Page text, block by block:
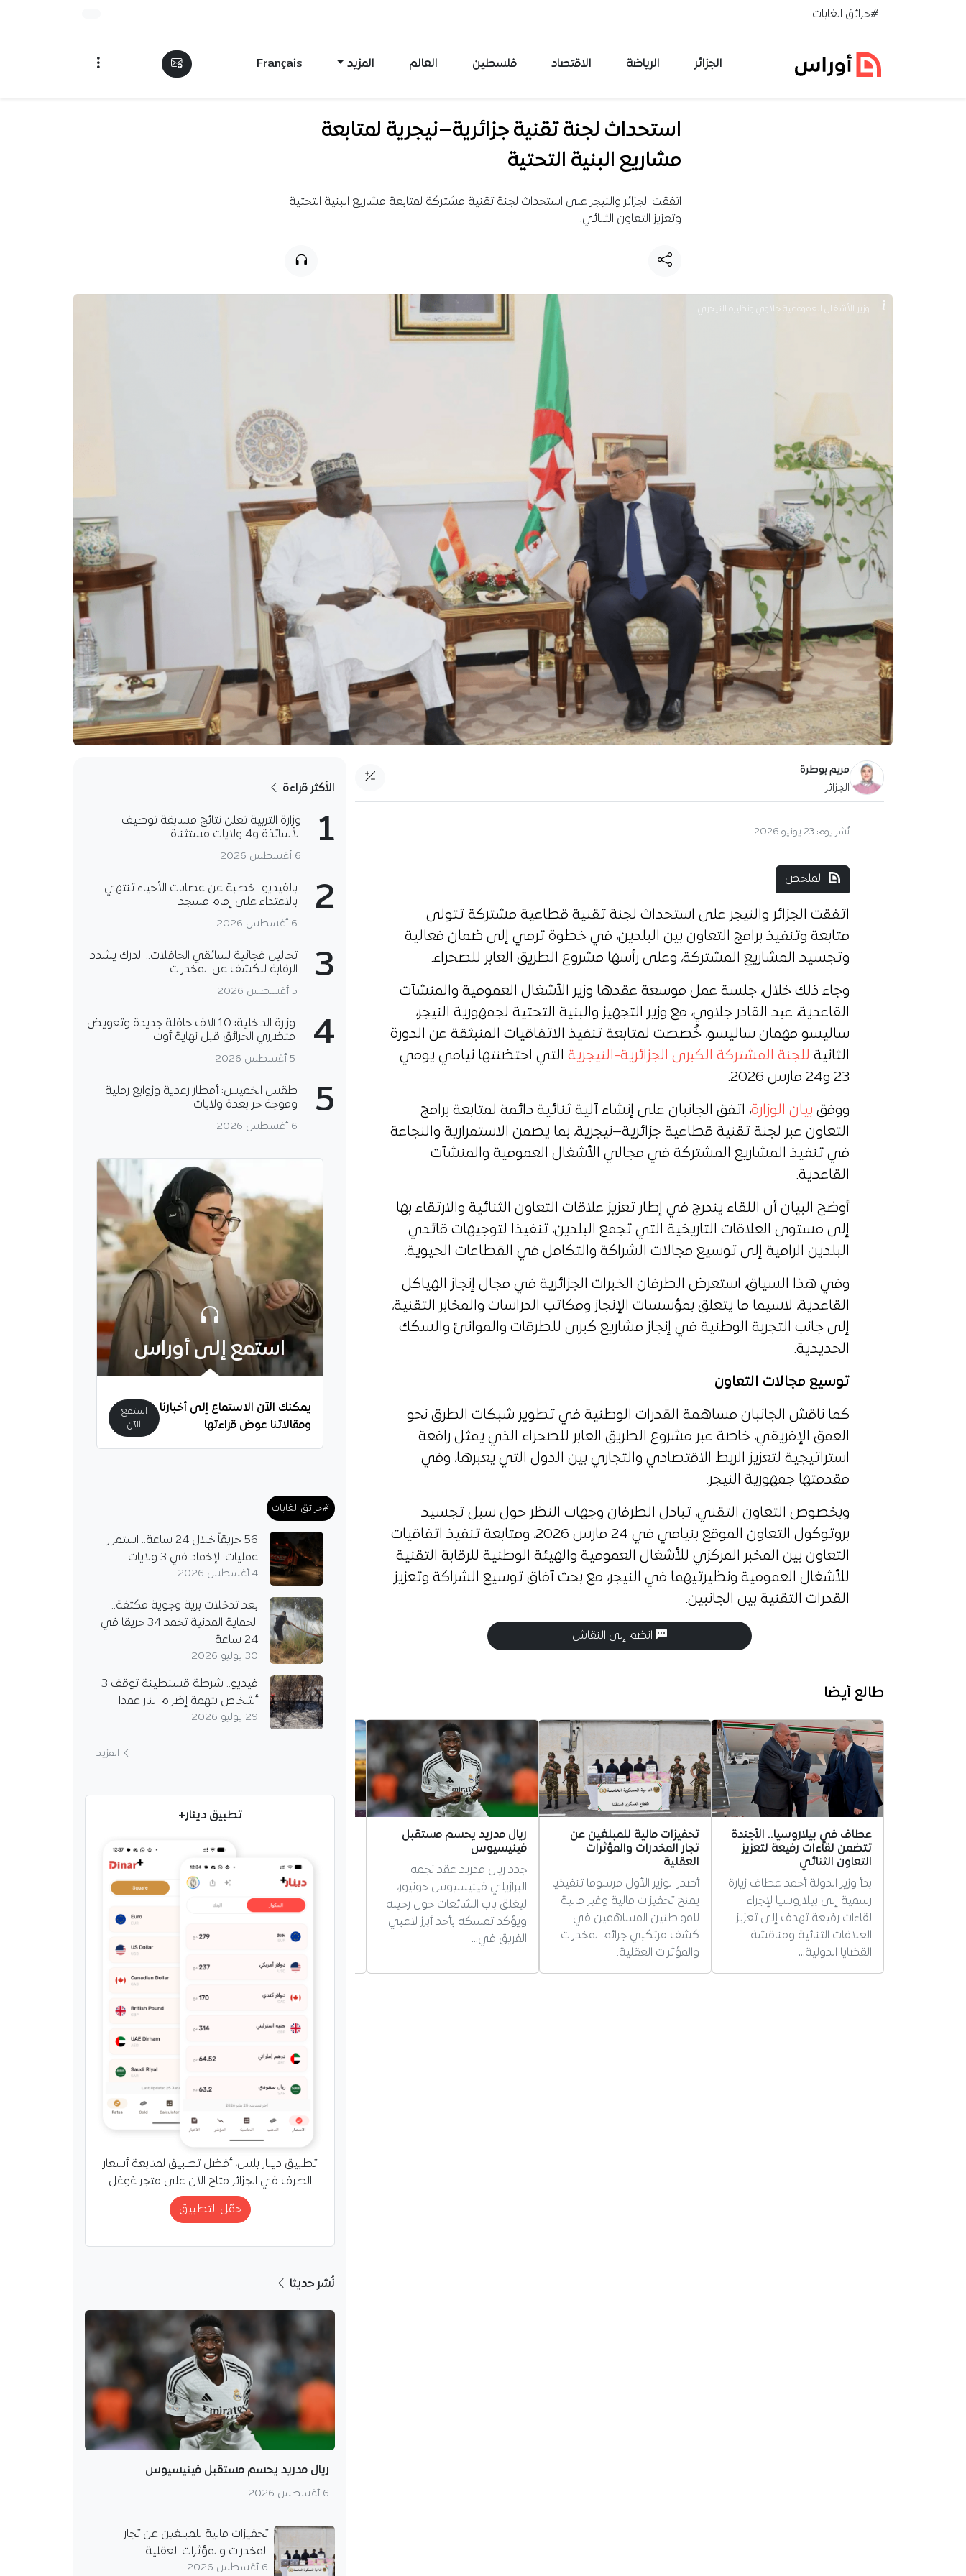
تخطي إلى المحتوى#حرائق الغابات
الجزائر الرياضة الاقتصاد فلسطين العالم المزيد Français
استحداث لجنة تقنية جزائرية–نيجرية لمتابعة
مشاريع البنية التحتية
اتفقت الجزائر والنيجر على استحداث لجنة تقنية مشتركة لمتابعة مشاريع البنية التحتية
وتعزيز التعاون الثنائي.
وزير الأشغال العموممية جلاوي ونظيره النيجري
مريم بوطرة
الجزائر
نُشر يوم: 23 يونيو 2026
الملخص
اتفقت الجزائر والنيجر على استحداث لجنة تقنية قطاعية مشتركة تتولى
متابعة وتنفيذ برامج التعاون بين البلدين، في خطوة ترمي إلى ضمان فعالية
وتجسيد المشاريع المشتركة، وعلى رأسها مشروع الطريق العابر للصحراء.
وجاء ذلك خلال، جلسة عمل موسعة عقدها وزير الأشغال العمومية والمنشآت
القاعدية، عبد القادر جلاوي، مع وزير التجهيز والبنية التحتية لجمهورية النيجر،
ساليسو مهمان ساليسو، خُصصت لمتابعة تنفيذ الاتفاقيات المنبثقة عن الدورة
الثانية للجنة المشتركة الكبرى الجزائرية-النيجرية التي احتضنتها نيامي يومي
23 و24 مارس 2026.
ووفق بيان الوزارة، اتفق الجانبان على إنشاء آلية ثنائية دائمة لمتابعة برامج
التعاون عبر لجنة تقنية قطاعية جزائرية–نيجرية، بما يضمن الاستمرارية والنجاعة
في تنفيذ المشاريع المشتركة في مجالي الأشغال العمومية والمنشآت
القاعدية.
أوضح البيان أن اللقاء يندرج في إطار تعزيز علاقات التعاون الثنائية والارتقاء بها
إلى مستوى العلاقات التاريخية التي تجمع البلدين، تنفيذا لتوجيهات قائدي
البلدين الرامية إلى توسيع مجالات الشراكة والتكامل في القطاعات الحيوية.
وفي هذا السياق، استعرض الطرفان الخبرات الجزائرية في مجال إنجاز الهياكل
القاعدية، لاسيما ما يتعلق بمؤسسات الإنجاز ومكاتب الدراسات والمخابر التقنية،
إلى جانب التجربة الوطنية في إنجاز مشاريع كبرى للطرقات والموانئ والسكك
الحديدية.
توسيع مجالات التعاون
كما ناقش الجانبان مساهمة القدرات الوطنية في تطوير شبكات الطرق نحو
العمق الإفريقي، خاصة عبر مشروع الطريق العابر للصحراء الذي يمثل رافعة
استراتيجية لتعزيز الربط الاقتصادي والتجاري بين الدول التي يعبرها، وفي
مقدمتها جمهورية النيجر.
وبخصوص التعاون التقني، تبادل الطرفان وجهات النظر حول سبل تجسيد
بروتوكول التعاون الموقع بنيامي في 24 مارس 2026، ومتابعة تنفيذ اتفاقيات
التعاون بين المخبر المركزي للأشغال العمومية والهيئة الوطنية للرقابة التقنية
للأشغال العمومية ونظيرتيهما في النيجر، مع بحث آفاق توسيع الشراكة وتعزيز
القدرات التقنية بين الجانبين.
انضم إلى النقاش
طالع أيضا
عطاف في بيلاروسيا.. الأجندة
تتضمن لقاءات رفيعة لتعزيز
التعاون الثنائي
بدأ وزير الدولة أحمد عطاف زيارة
رسمية إلى بيلاروسيا لإجراء
لقاءات رفيعة تهدف إلى تعزيز
العلاقات الثنائية ومناقشة
القضايا الدولية…
تحفيزات مالية للمبلغين عن
تجار المخدرات والمؤثرات
العقلية
أصدر الوزير الأول مرسوما تنفيذيا
يمنح تحفيزات مالية وغير مالية
للمواطنين المساهمين في
كشف مرتكبي جرائم المخدرات
والمؤثرات العقلية.
ريال مدريد يحسم مستقبل
فينيسيوس
جدد ريال مدريد عقد نجمه
البرازيلي فينيسيوس جونيور،
ليغلق باب الشائعات حول رحيله
ويؤكد تمسكه بأحد أبرز لاعبي
الفريق في…
ردت الحكومة الإسبانية على
الجدل حول نهائي مونديال
باستضافة المباراة، لما تملكه من
الأكثر قراءة
1
وزارة التربية تعلن نتائج مسابقة توظيف
الأساتذة و4 ولايات مستثناة
6 أغسطس 2026
2
بالفيديو.. خطبة عن عصابات الأحياء تنتهي
بالاعتداء على إمام مسجد
6 أغسطس 2026
3
تحاليل فجائية لسائقي الحافلات.. الدرك يشدد
الرقابة للكشف عن المخدرات
5 أغسطس 2026
4
وزارة الداخلية: 10 آلاف حافلة جديدة وتعويض
متضرري الحرائق قبل نهاية أوت
5 أغسطس 2026
5
طقس الخميس: أمطار رعدية وزوابع رملية
وموجة حر بعدة ولايات
6 أغسطس 2026
استمع إلى أوراس
يمكنك الآن الاستماع إلى أخبارنا
ومقالاتنا عوض قراءتها
استمع
الآن
#حرائق الغابات
56 حريقاً خلال 24 ساعة.. استمرار
عمليات الإخماد في 3 ولايات
4 أغسطس 2026
بعد تدخلات برية وجوية مكثفة..
الحماية المدنية تخمد 34 حريقا في
24 ساعة
30 يوليو 2026
فيديو.. شرطة قسنطينة توقف 3
أشخاص بتهمة إضرام النار عمدا
29 يوليو 2026
المزيد
تطبيق دينار+
تطبيق دينار بلس، أفضل تطبيق لمتابعة أسعار
الصرف في الجزائر متاح الآن على متجر غوغل
حمّل التطبيق
نُشر حديثا
ريال مدريد يحسم مستقبل فينيسيوس
6 أغسطس 2026
تحفيزات مالية للمبلغين عن تجار
المخدرات والمؤثرات العقلية
6 أغسطس 2026